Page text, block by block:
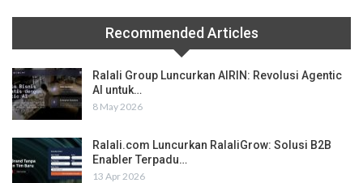
Recommended Articles
Ralali Group Luncurkan AIRIN: Revolusi Agentic
AI untuk…
8 May 2026
Ralali.com Luncurkan RalaliGrow: Solusi B2B
Enabler Terpadu…
13 Apr 2026